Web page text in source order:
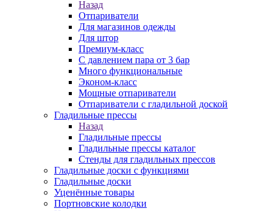
Назад
Отпариватели
Для магазинов одежды
Для штор
Премиум-класс
С давлением пара от 3 бар
Много функциональные
Эконом-класс
Мощные отпариватели
Отпариватели с гладильной доской
Гладильные прессы
Назад
Гладильные прессы
Гладильные прессы каталог
Стенды для гладильных прессов
Гладильные доски с функциями
Гладильные доски
Уценённые товары
Портновские колодки